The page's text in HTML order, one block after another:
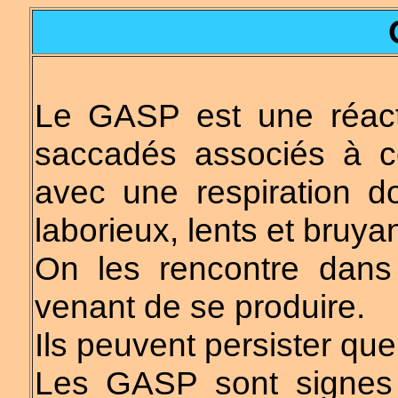
Le GASP est une
saccadés associés à
avec une respiration
laborieux, lents et
On les rencontre
venant de se produire.
Ils peuvent persister
Les GASP sont